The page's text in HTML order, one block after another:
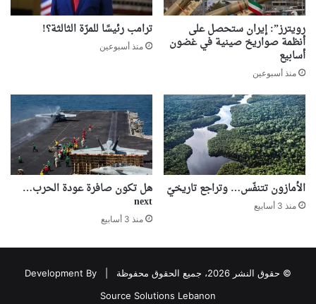
رويترز”: إيران ستحصل على
أنظمة صواريخ صينية في غضون
أسابيع
منذ أسبوعين
ترامب رئيسًا للمرّة الثالثة؟!
منذ أسبوعين
الأمازون تتنفّس… وتراجع تاريخيّ
منذ 3 أسابيع
هل تكون صافرة عودة الحرب…
next
منذ 3 أسابيع
© حقوق النشر 2026، جميع الحقوق محفوظة |
Development By
Source Solutions Lebanon